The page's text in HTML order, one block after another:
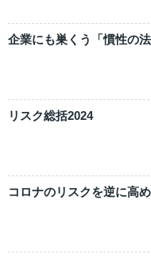
企業にも巣くう「慣性の
リスク総括2024
コロナのリスクを逆に高